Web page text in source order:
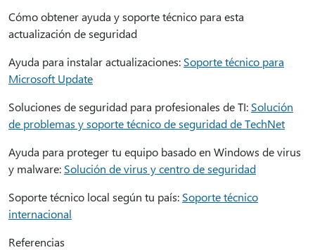
Cómo obtener ayuda y soporte técnico para esta
actualización de seguridad
Ayuda para instalar actualizaciones: Soporte técnico para
Microsoft Update
Soluciones de seguridad para profesionales de TI: Solución
de problemas y soporte técnico de seguridad de TechNet
Ayuda para proteger tu equipo basado en Windows de virus
y malware: Solución de virus y centro de seguridad
Soporte técnico local según tu país: Soporte técnico
internacional
Referencias